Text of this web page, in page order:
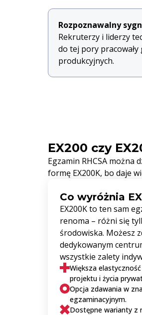
Rozpoznawalny
Rekruterzy i liderzy
do tej pory
produkcyjnych.
EX200 czy
Egzamin RHCSA można
formę EX200K, bo daje
Co wyróżnia
EX200K to ten sam
renoma – różni się
środowiska. Możesz
dedykowanym
wszystkie zalety
Większa
projektu i życia
Opcja zdawania w
egzaminacyjnym.
Dostępne warianty z